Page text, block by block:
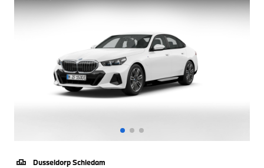
Dusseldorp Schiedam